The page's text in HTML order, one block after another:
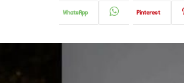
Pinterest
WhatsApp